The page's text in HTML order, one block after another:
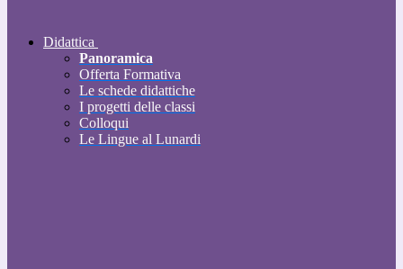
Didattica
Panoramica
Offerta Formativa
Le schede didattiche
I progetti delle classi
Colloqui
Le Lingue al Lunardi